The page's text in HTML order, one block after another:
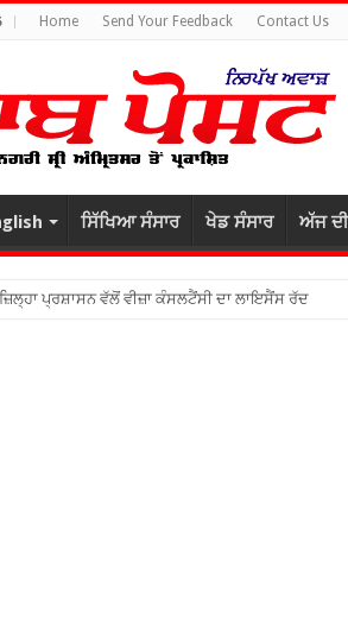
Home Send Your Feedback Contact Us
ਸਿੱਖਿਆ ਸੰਸਾਰ ਖੇਡ ਸੰਸਾਰ ਅੱਜ
ਜ਼ਿਲ੍ਹਾ ਪ੍ਰਸ਼ਾਸਨ ਵੱਲੋਂ ਵੀਜ਼ਾ ਕੰਸਲਟੈਂਸੀ ਦਾ ਲਾਇਸੈਂਸ ਰੱਦ